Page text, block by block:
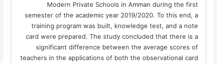
Modern Private Schools in Amman during the first
semester of the academic year 2019/2020. To this end, a
training program was built, knowledge test, and a note
card were prepared. The study concluded that there is a
significant difference between the average scores of
teachers in the applications of both the observational card